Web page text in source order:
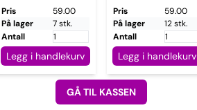
Pris
59.00
På lager
7 stk.
Antall
Legg i handlekurv
Pris
59.00
På lager
12 stk.
Antall
Legg i handlekurv
GÅ TIL KASSEN